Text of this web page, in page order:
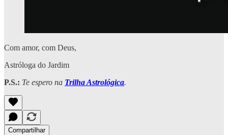
Com amor, com Deus,
Astróloga do Jardim
P.S.: Te espero na Trilha Astrológica.
Compartilhar